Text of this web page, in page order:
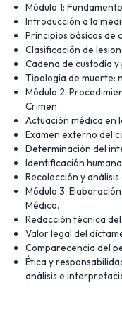
Módulo 1:
Introducción a la
Principios básicos de
Clasificación de
Cadena de custodia
Tipología de muerte:
Módulo 2:
Crimen
Actuación médica en
Examen externo del
Determinación del
Identificación
Recolección y
Módulo 3:
Médico.
Redacción técnica
Valor legal del
Comparecencia del
Ética y
análisis e